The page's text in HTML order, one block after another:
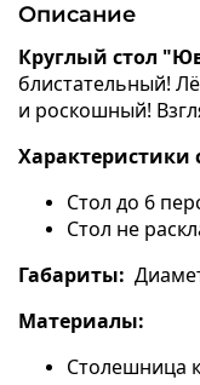
Описание
Круглый стол
блистательный!
и роскошный!
Характеристики
Стол до 6
Стол не
Габариты:
Материалы:
Столешница